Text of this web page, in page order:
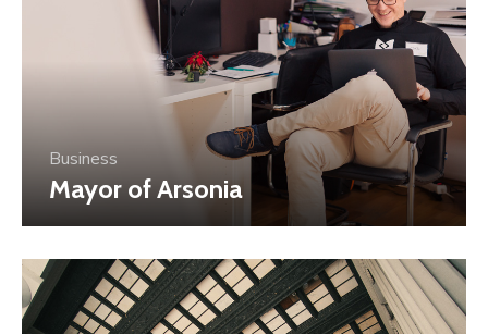
Business
Mayor of Arsonia